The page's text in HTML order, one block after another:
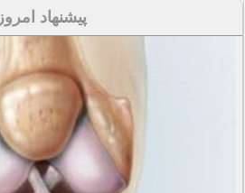
پیشنهاد امروز